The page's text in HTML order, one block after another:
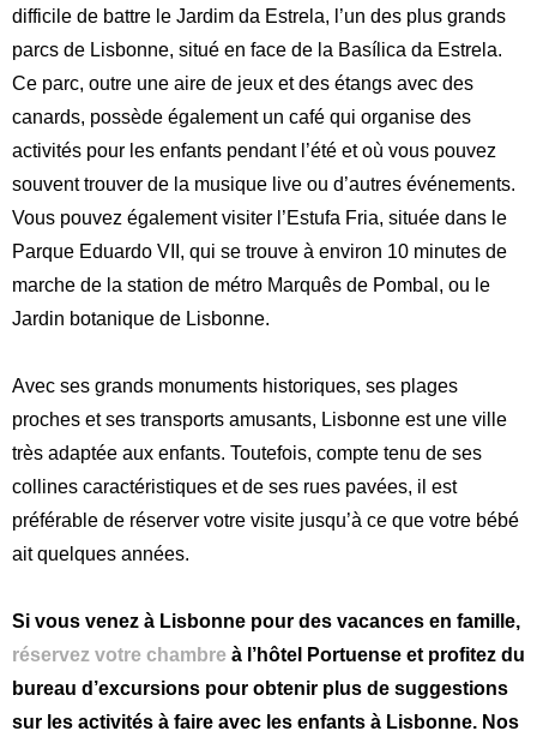
difficile de battre le Jardim da Estrela, l’un des plus grands
parcs de Lisbonne, situé en face de la Basílica da Estrela.
Ce parc, outre une aire de jeux et des étangs avec des
canards, possède également un café qui organise des
activités pour les enfants pendant l’été et où vous pouvez
souvent trouver de la musique live ou d’autres événements.
Vous pouvez également visiter l’Estufa Fria, située dans le
Parque Eduardo VII, qui se trouve à environ 10 minutes de
marche de la station de métro Marquês de Pombal, ou le
Jardin botanique de Lisbonne.
Avec ses grands monuments historiques, ses plages
proches et ses transports amusants, Lisbonne est une ville
très adaptée aux enfants. Toutefois, compte tenu de ses
collines caractéristiques et de ses rues pavées, il est
préférable de réserver votre visite jusqu’à ce que votre bébé
ait quelques années.
Si vous venez à Lisbonne pour des vacances en famille,
réservez votre chambre à l’hôtel Portuense et profitez du
bureau d’excursions pour obtenir plus de suggestions
sur les activités à faire avec les enfants à Lisbonne. Nos